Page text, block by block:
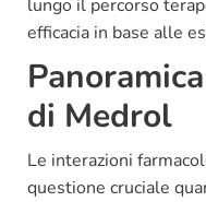
lungo il percorso
efficacia in base alle
di Medrol
Le interazioni
questione cruciale